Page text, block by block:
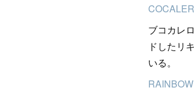
ブコカレ
ドしたリ
いる。